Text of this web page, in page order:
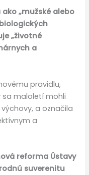
„mužské alebo
„životné
a
pravidlu,
sa maloletí mohli
a označila
a
reforma Ústavy
suverenitu